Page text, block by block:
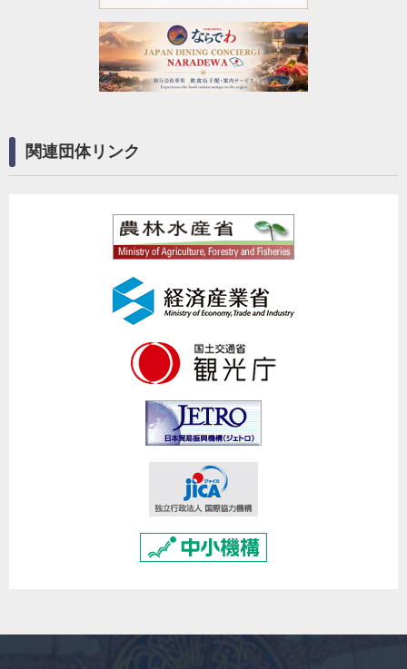
関連団体リンク